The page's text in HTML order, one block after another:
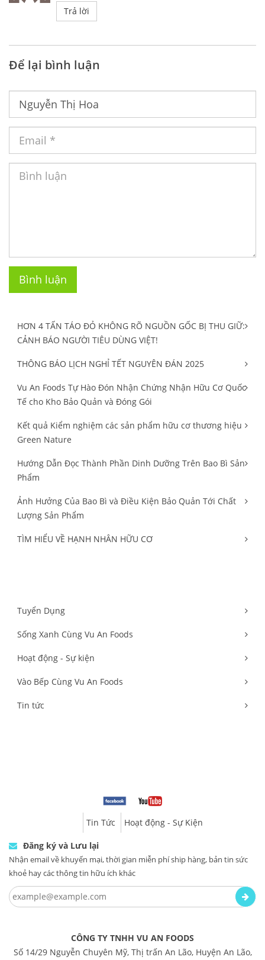
Trả lời
Để lại bình luận
Bình luận
HƠN 4 TẤN TÁO ĐỎ KHÔNG RÕ NGUỒN GỐC BỊ THU GIỮ:
CẢNH BÁO NGƯỜI TIÊU DÙNG VIỆT!
THÔNG BÁO LỊCH NGHỈ TẾT NGUYÊN ĐÁN 2025
Vu An Foods Tự Hào Đón Nhận Chứng Nhận Hữu Cơ Quốc
Tế cho Kho Bảo Quản và Đóng Gói
Kết quả Kiểm nghiệm các sản phẩm hữu cơ thương hiệu
Green Nature
Hướng Dẫn Đọc Thành Phần Dinh Dưỡng Trên Bao Bì Sản
Phẩm
Ảnh Hưởng Của Bao Bì và Điều Kiện Bảo Quản Tới Chất
Lượng Sản Phẩm
TÌM HIỂU VỀ HẠNH NHÂN HỮU CƠ
Tuyển Dụng
Sống Xanh Cùng Vu An Foods
Hoạt động - Sự kiện
Vào Bếp Cùng Vu An Foods
Tin tức
Tin Tức Hoạt động - Sự Kiện
Đăng ký và Lưu lại
Nhận email về khuyến mại, thời gian miễn phí ship hàng, bản tin sức
khoẻ hay các thông tin hữu ích khác
CÔNG TY TNHH VU AN FOODS
Số 14/29 Nguyễn Chuyên Mỹ, Thị trấn An Lão, Huyện An Lão,